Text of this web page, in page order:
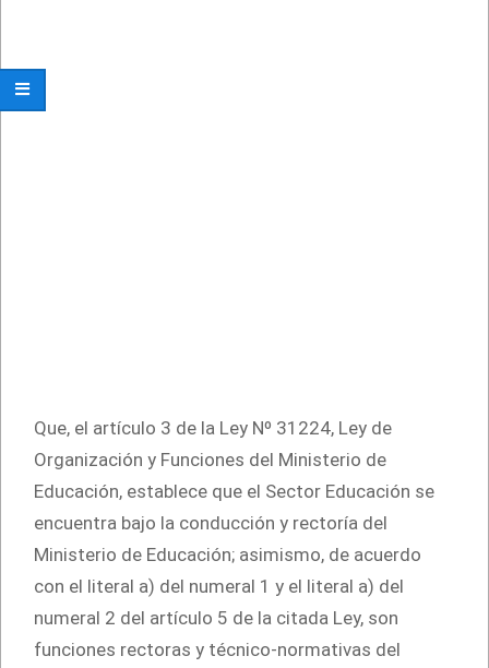
Que, el artículo 3 de la Ley Nº 31224, Ley de
Organización y Funciones del Ministerio de
Educación, establece que el Sector Educación se
encuentra bajo la conducción y rectoría del
Ministerio de Educación; asimismo, de acuerdo
con el literal a) del numeral 1 y el literal a) del
numeral 2 del artículo 5 de la citada Ley, son
funciones rectoras y técnico-normativas del